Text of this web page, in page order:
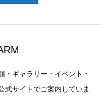
・ギャラリー・イベント・
式サイトでご案内していま